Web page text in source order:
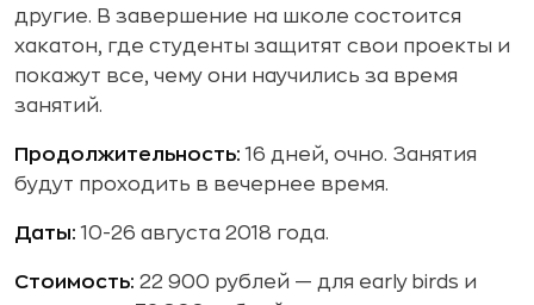
другие. В завершение на школе состоится
хакатон, где студенты защитят свои проекты и
покажут все, чему они научились за время
занятий.
Продолжительность:16 дней, очно. Занятия
будут проходить в вечернее время.
Даты: 10-26 августа 2018 года.
Стоимость: 22 900 рублей — для early birds и